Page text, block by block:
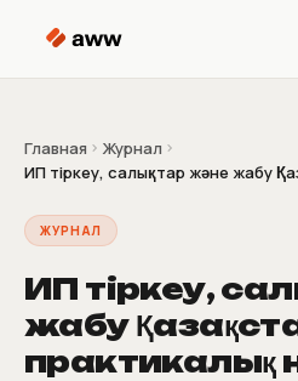
Главная
Журнал
ИП тіркеу, салықтар және жабу
ЖУРНАЛ
ИП тіркеу,
жабу
практикалық